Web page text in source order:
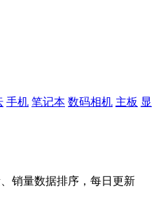
手机 笔记本 数码相机 主板 显
销量数据排序，每日更新